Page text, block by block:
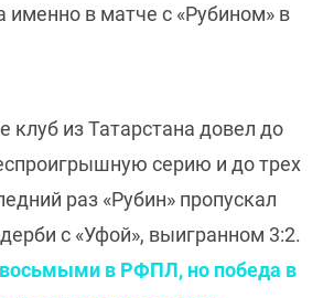
именно в матче с «Рубином» в
клуб из Татарстана довел до
серию и до трех
раз «Рубин» пропускал
с «Уфой», выигранном 3:2.
в РФПЛ, но победа в